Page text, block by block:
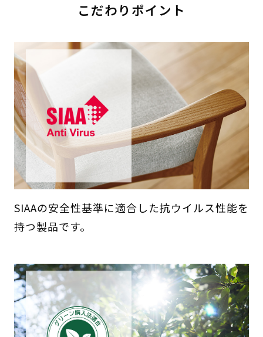
こだわりポイント
SIAAの安全性基準に適合した抗ウイルス性能を
持つ製品です。